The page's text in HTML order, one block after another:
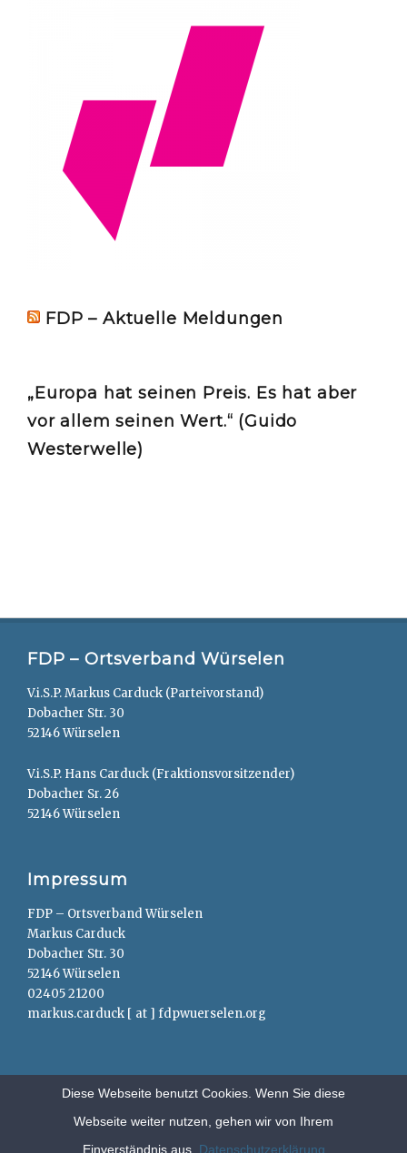
FDP – Aktuelle Meldungen
„Europa hat seinen Preis. Es hat aber
vor allem seinen Wert.“ (Guido
Westerwelle)
FDP – Ortsverband Würselen
V.i.S.P. Markus Carduck (Parteivorstand)
Dobacher Str. 30
52146 Würselen
V.i.S.P. Hans Carduck (Fraktionsvorsitzender)
Dobacher Sr. 26
52146 Würselen
Impressum
FDP – Ortsverband Würselen
Markus Carduck
Dobacher Str. 30
52146 Würselen
02405 21200
markus.carduck [ at ] fdpwuerselen.org
Copyright © 2026FDP – Würselen. All Rights Reserved.
Anträge
Diese Webseite benutzt Cookies. Wenn Sie diese
Webseite weiter nutzen, gehen wir von Ihrem
Einverständnis aus. Datenschutzerklärung